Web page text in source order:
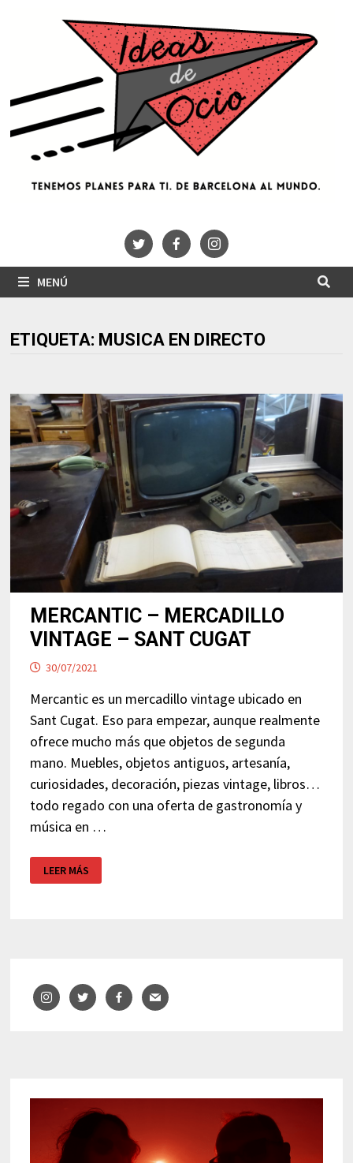
MENÚ
ETIQUETA: MUSICA EN DIRECTO
MERCANTIC – MERCADILLO
VINTAGE – SANT CUGAT
30/07/2021
Mercantic es un mercadillo vintage ubicado en
Sant Cugat. Eso para empezar, aunque realmente
ofrece mucho más que objetos de segunda
mano. Muebles, objetos antiguos, artesanía,
curiosidades, decoración, piezas vintage, libros…
todo regado con una oferta de gastronomía y
música en …
MERCANTIC
–
MERCADILLO
LEER MÁS